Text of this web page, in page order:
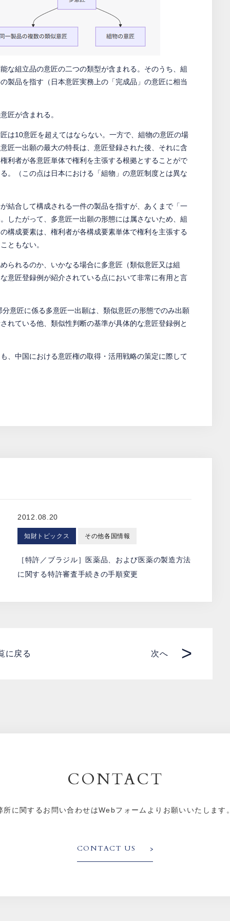
な組立品の意匠の二つの類型が含まれる。そのうち、組
製品を指す（日本意匠実務上の「完成品」の意匠に相当
匠が含まれる。
は10意匠を超えてはならない。一方で、組物の意匠の場
匠一出願の最大の特長は、意匠登録された後、それに含
利者が各意匠単体で権利を主張する根拠とすることがで
。（この点は日本における「組物」の意匠制度とは異な
結合して構成される一件の製品を指すが、あくまで「一
したがって、多意匠一出願の形態には属さないため、組
構成要素は、権利者が各構成要素単体で権利を主張する
ともない。
られるのか、いかなる場合に多意匠（類似意匠又は組
意匠登録例が紹介されている点において非常に有用と言
意匠に係る多意匠一出願は、類似意匠の形態でのみ出願
れている他、類似性判断の基準が具体的な意匠登録例と
中国における意匠権の取得・活用戦略の策定に際して
2012.08.20
知財トピックス その他各国情報
［特許／ブラジル］医薬品、および医薬の製造方法
に関する特許審査手続きの手順変更
に戻る 次へ >
CONTACT
所に関するお問い合わせはWebフォームよりお願いいたします
CONTACT US